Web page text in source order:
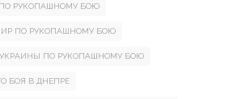
РУКОПАШНОМУ БОЮ
ПО РУКОПАШНОМУ БОЮ
ПО РУКОПАШНОМУ БОЮ
БОЯ В ДНЕПРЕ